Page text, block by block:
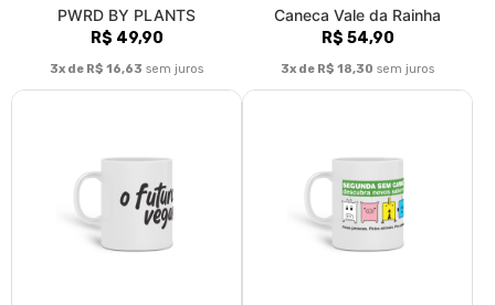
PWRD BY PLANTS
R$ 49,90
3x de R$ 16,63 sem juros
Caneca Vale da Rainha
R$ 54,90
3x de R$ 18,30 sem juros